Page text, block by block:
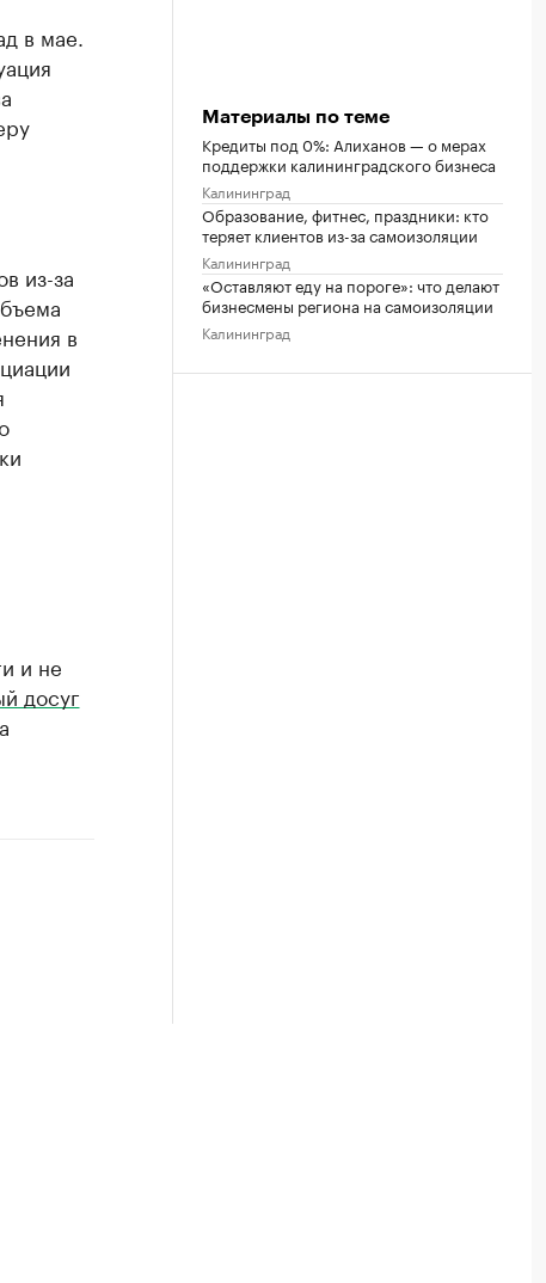
в мае.
из-за
в
и не
досуг
Материалы по теме
Кредиты под 0%: Алиханов — о мерах
поддержки калининградского бизнеса
Калининград
Образование, фитнес, праздники: кто
теряет клиентов из-за самоизоляции
Калининград
«Оставляют еду на пороге»: что делают
бизнесмены региона на самоизоляции
Калининград